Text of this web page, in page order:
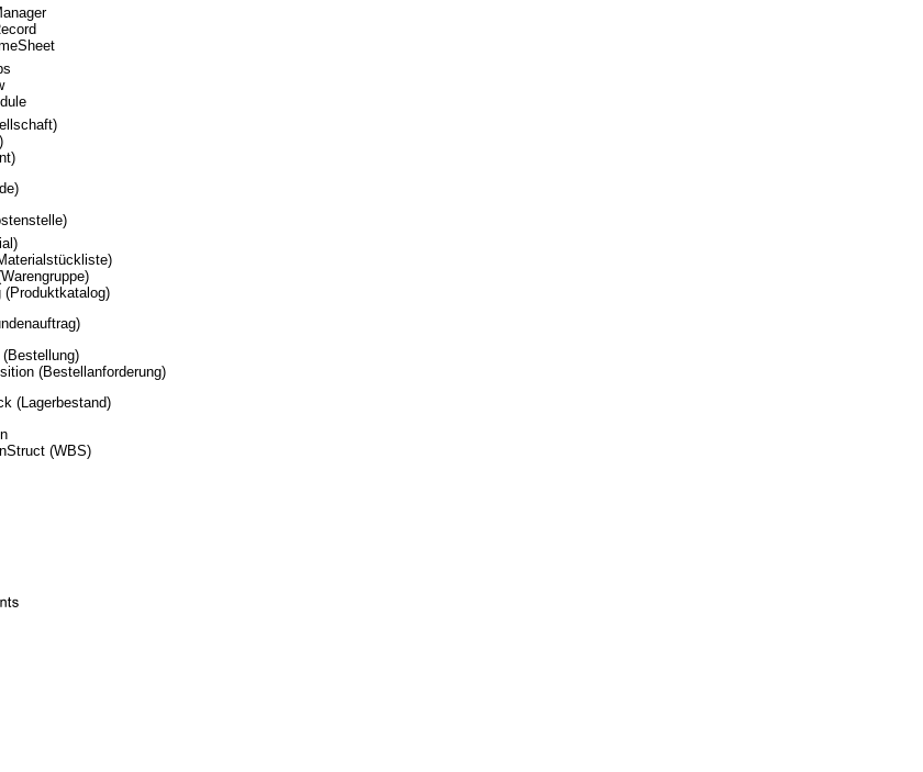
(Produktkatalog)
(Bestellung)
(Bestellanforderung)
(Lagerbestand)
(WBS)